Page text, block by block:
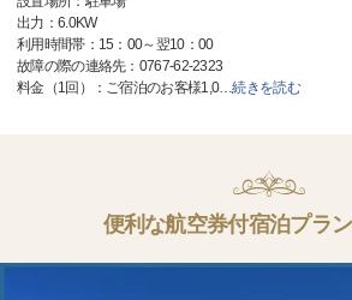
出力：6.0KW
利用時間帯：15：00～翌10：00
故障の際の連絡先：0767-62-2323
料金（1回）：ご宿泊のお客様1,0…続きを読む
便利な航空券付宿泊プラ